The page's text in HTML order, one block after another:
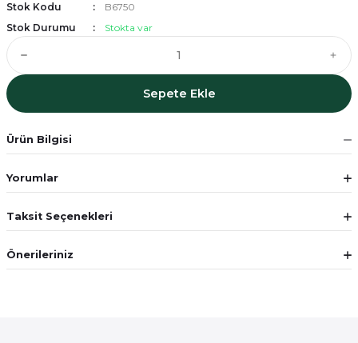
Stok Kodu
B6750
Stok Durumu
Stokta var
Sepete Ekle
Ürün Bilgisi
Yorumlar
Taksit Seçenekleri
Önerileriniz